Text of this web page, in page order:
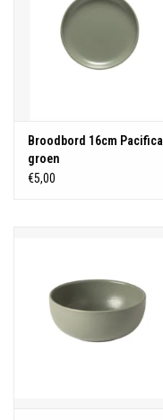
Broodbord 16cm Pacifica
groen
€5,00